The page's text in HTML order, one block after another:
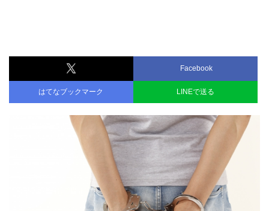
Facebook
はてなブックマーク LINEで送る